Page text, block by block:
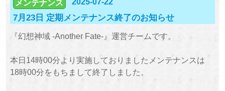
メンテナンス 2025-07-22
7月23日 定期メンテナンス終了のお知らせ
『幻想神域 -Another Fate-』運営チームです。
本日14時00分より実施しておりましたメンテナンスは
18時00分をもちまして終了しました。